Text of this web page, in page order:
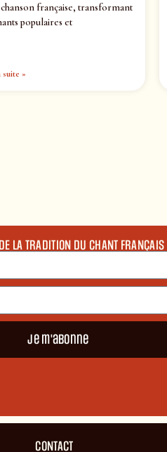
française, transformant
populaires et
suite »
LA TRADITION DU CHANT FRANÇAIS
Je m'abonne
CONTACT